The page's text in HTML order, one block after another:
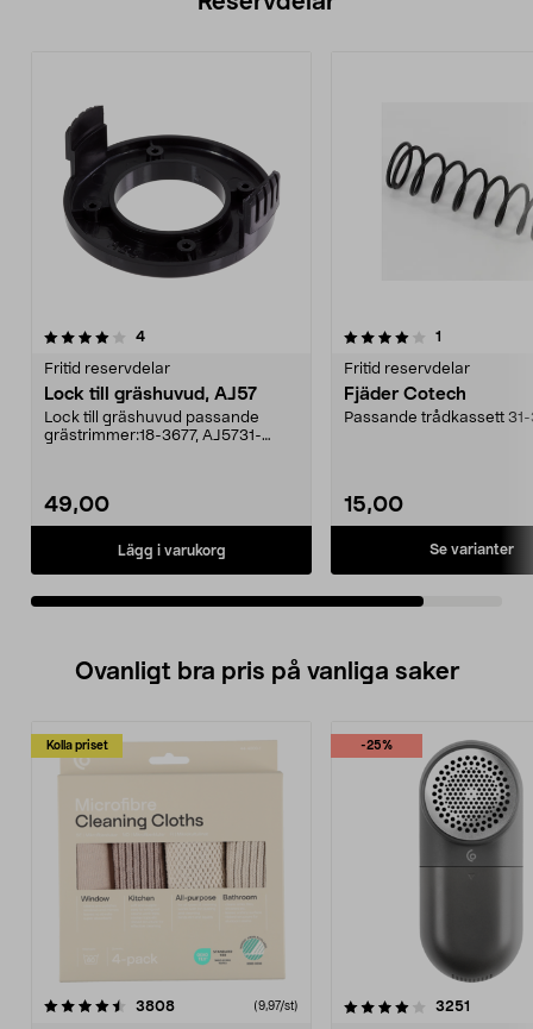
4recensioner
Fritid reservdelar
Lock till gräshuvud, AJ57
Lock till gräshuvud passande
grästrimmer:18-3677, AJ5731-
49,00
Lägg i varukorg
4.0av 5 stjärnor 1
Fritid reservdelar
Fjäder Cotech
Passande trådkassett
15,00
Se varianter
Ovanligt bra pris på vanliga saker
Kolla priset
3808recensioner (9,97/st)
-25%
4.0av 5 stjärnor 3251
4.5av 5 stjärnor